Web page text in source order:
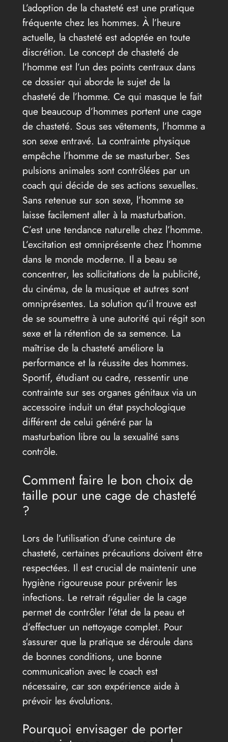
L’adoption de la chasteté est une pratique
fréquente chez les hommes. À l’heure
actuelle, la chasteté est adoptée en toute
discrétion. Le concept de chasteté de
l’homme est l’un des points centraux dans
ce dossier qui aborde le sujet de la
chasteté de l’homme. Ce qui masque le fait
que beaucoup d’hommes portent une cage
de chasteté. Sous ses vêtements, l’homme a
son sexe entravé. La contrainte physique
empêche l’homme de se masturber. Ses
pulsions animales sont contrôlées par un
coach qui décide de ses actions sexuelles.
Sans retenue sur son sexe, l’homme se
laisse facilement aller à la masturbation.
C’est une tendance naturelle chez l’homme.
L’excitation est omniprésente chez l’homme
dans le monde moderne. Il a beau se
concentrer, les sollicitations de la publicité,
du cinéma, de la musique et autres sont
omniprésentes. La solution qu’il trouve est
de se soumettre à une autorité qui régit son
sexe et la rétention de sa semence. La
maîtrise de la chasteté améliore la
performance et la réussite des hommes.
Sportif, étudiant ou cadre, ressentir une
contrainte sur ses organes génitaux via un
accessoire induit un état psychologique
différent de celui généré par la
masturbation libre ou la sexualité sans
contrôle.
Comment faire le bon choix de
taille pour une cage de chasteté
?
Lors de l’utilisation d’une ceinture de
chasteté, certaines précautions doivent être
respectées. Il est crucial de maintenir une
hygiène rigoureuse pour prévenir les
infections. Le retrait régulier de la cage
permet de contrôler l’état de la peau et
d’effectuer un nettoyage complet. Pour
s’assurer que la pratique se déroule dans
de bonnes conditions, une bonne
communication avec le coach est
nécessaire, car son expérience aide à
prévoir les évolutions.
Pourquoi envisager de porter